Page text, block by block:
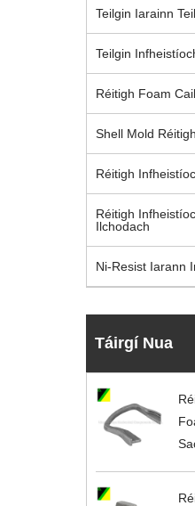
Teilgin Iarainn
Teilgin
Réitigh Foam
Shell Mold Réitigh
Réitigh
Réitigh
Ilchodach
Ni-Resist Iarann
Táirgí Nua